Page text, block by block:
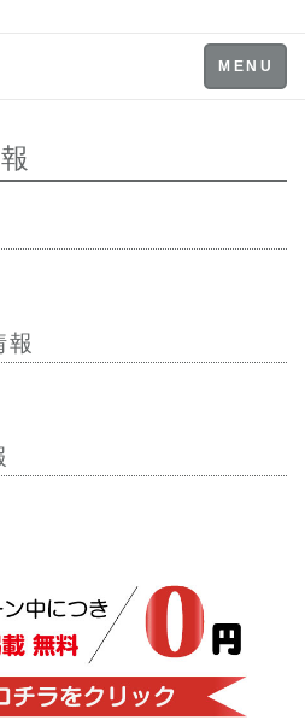
Toggle
navigation
MENU
報